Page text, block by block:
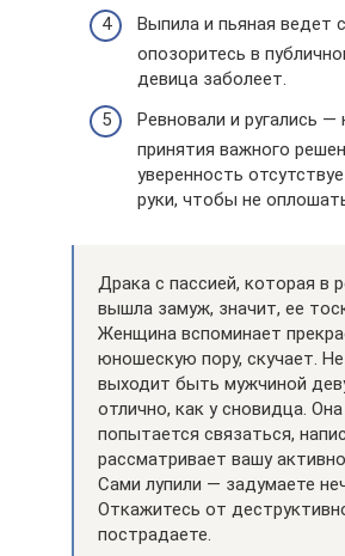
Выпила и пьяная ведет
опозоритесь в
девица заболеет.
Ревновали и ругались
принятия важного
уверенность
руки, чтобы не
Драка с пассией, которая в
вышла замуж, значит, ее
Женщина вспоминает
юношескую пору, скучает.
выходит быть мужчиной
отлично, как у сновидца.
попытается связаться,
рассматривает вашу
Сами лупили — задумаете
Откажитесь от
пострадаете.